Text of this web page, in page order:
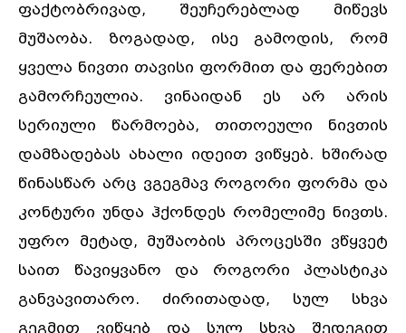
ფაქტობრივად, შეუჩერებლად მიწევს
მუშაობა. ზოგადად, ისე გამოდის, რომ
ყველა ნივთი თავისი ფორმით და ფერებით
გამორჩეულია. ვინაიდან ეს არ არის
სერიული წარმოება, თითოეული ნივთის
დამზადებას ახალი იდეით ვიწყებ. ხშირად
წინასწარ არც ვგეგმავ როგორი ფორმა და
კონტური უნდა ჰქონდეს რომელიმე ნივთს.
უფრო მეტად, მუშაობის პროცესში ვწყვეტ
საით წავიყვანო და როგორი პლასტიკა
განვავითარო. ძირითადად, სულ სხვა
გეგმით ვიწყებ და სულ სხვა შედეგით